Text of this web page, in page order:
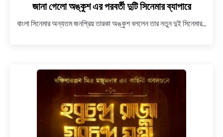
NEWS
BENGALI NAMES
BENGALI STORIES
link
জানা
পরবর্তী
দুটি
সিনেমার
ব্যাপারে
জানা গেলো অঙ্কুশ এর পরবর্তী দুটি সিনেমার ব্যাপারে
বাংলা সিনেমার অন্যতম জনপ্রিয় তারকা অঙ্কুশ বললেন তার নতুন দুই সিনেমার...